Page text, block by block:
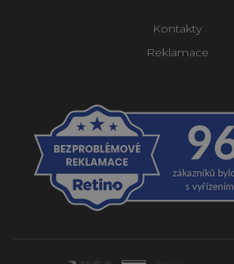
Kontakty
Reklamace